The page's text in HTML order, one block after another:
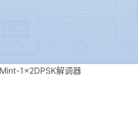
Mint-1x2DPSK解调器